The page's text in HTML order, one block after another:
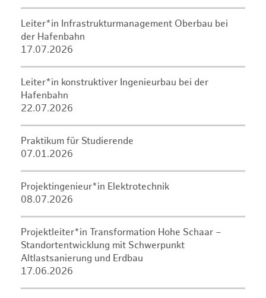
Leiter*in Infrastrukturmanagement Oberbau bei
der Hafenbahn
17.07.2026
Leiter*in konstruktiver Ingenieurbau bei der
Hafenbahn
22.07.2026
Praktikum für Studierende
07.01.2026
Projektingenieur*in Elektrotechnik
08.07.2026
Projektleiter*in Transformation Hohe Schaar –
Standortentwicklung mit Schwerpunkt
Altlastsanierung und Erdbau
17.06.2026